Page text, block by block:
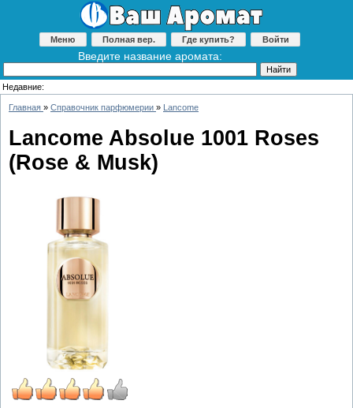
Меню Полная вер. Где купить? Войти
Введите название аромата:
Недавние:
Главная » Справочник парфюмерии » Lancome
Lancome Absolue 1001 Roses
(Rose & Musk)